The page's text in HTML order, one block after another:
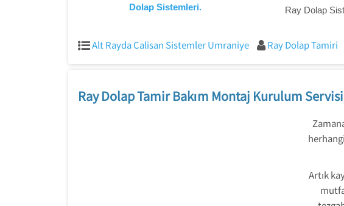
Dolap Sistemleri.
Ray Dolap
Alt Rayda Calisan Sistemler Umraniye Ray Dolap Tamiri
Ray Dolap Tamir Bakım Montaj Kurulum Servisi
Artık